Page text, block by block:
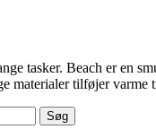
tasker. Beach er en
materialer tilføjer varme